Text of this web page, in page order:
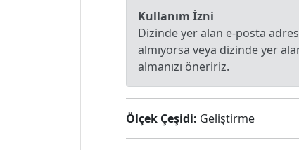
Kullanım İzni
Dizinde yer alan e-posta
almıyorsa veya dizinde yer
almanızı öneririz.
Ölçek Çeşidi: Geliştirme